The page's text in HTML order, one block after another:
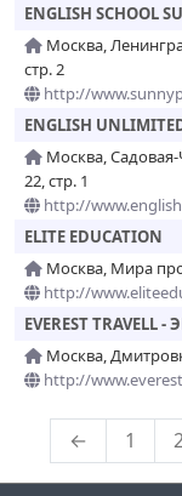
ENGLISH SCHOOL
Москва,
стр. 2
http://
ENGLISH
Москва,
22, стр. 1
http://
ELITE EDUCATION
Москва, Мира
http://
EVEREST TRAVELL
Москва,
http://
← 1